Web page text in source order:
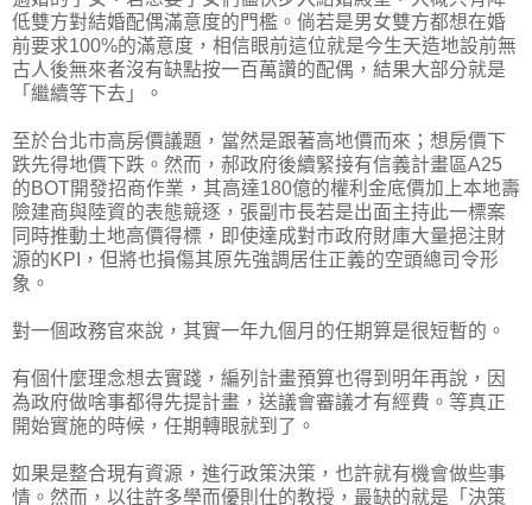
低雙方對結婚配偶滿意度的門檻。倘若是男女雙方都想在婚
前要求100%的滿意度，相信眼前這位就是今生天造地設前無
古人後無來者沒有缺點按一百萬讚的配偶，結果大部分就是
「繼續等下去」。
至於台北市高房價議題，當然是跟著高地價而來；想房價下
跌先得地價下跌。然而，郝政府後續緊接有信義計畫區A25
的BOT開發招商作業，其高達180億的權利金底價加上本地壽
險建商與陸資的表態競逐，張副市長若是出面主持此一標案
同時推動土地高價得標，即使達成對市政府財庫大量挹注財
源的KPI，但將也損傷其原先強調居住正義的空頭總司令形
象。
對一個政務官來說，其實一年九個月的任期算是很短暫的。
有個什麼理念想去實踐，編列計畫預算也得到明年再說，因
為政府做啥事都得先提計畫，送議會審議才有經費。等真正
開始實施的時候，任期轉眼就到了。
如果是整合現有資源，進行政策決策，也許就有機會做些事
情。然而，以往許多學而優則仕的教授，最缺的就是「決策